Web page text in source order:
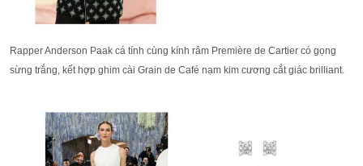
Rapper Anderson Paak cá tính cùng kính râm Première de Cartier có gọng
sừng trắng, kết hợp ghim cài Grain de Café nạm kim cương cắt giác brilliant.